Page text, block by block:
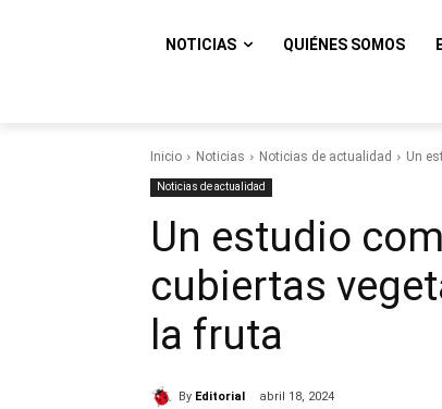
NOTICIAS QUIÉNES SOMOS
Inicio Noticias Noticias de actualidad Un
Noticias de actualidad
Un estudio
cubiertas
la fruta
By Editorial abril 18, 2024